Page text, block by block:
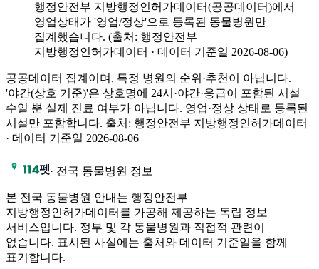
행정안전부 지방행정인허가데이터(공공데이터)에서
영업상태가 '영업/정상'으로 등록된 동물병원만
집계했습니다. (출처: 행정안전부
지방행정인허가데이터 · 데이터 기준일 2026-08-06)
공공데이터 집계이며, 특정 병원의 순위·추천이 아닙니다.
'야간(상호 기준)'은 상호명에 24시·야간·응급이 포함된 시설
수일 뿐 실제 진료 여부가 아닙니다. 영업·정상 상태로 등록된
시설만 포함합니다. 출처 : 행정안전부 지방행정인허가데이터
· 데이터 기준일 2026-08-06
· 전국 동물병원 정보
본 전국 동물병원 안내는 행정안전부
지방행정인허가데이터를 가공해 제공하는 독립 정보
서비스입니다. 정부 및 각 동물병원과 직접적 관련이
없습니다. 표시된 사실에는 출처와 데이터 기준일을 함께
표기합니다.